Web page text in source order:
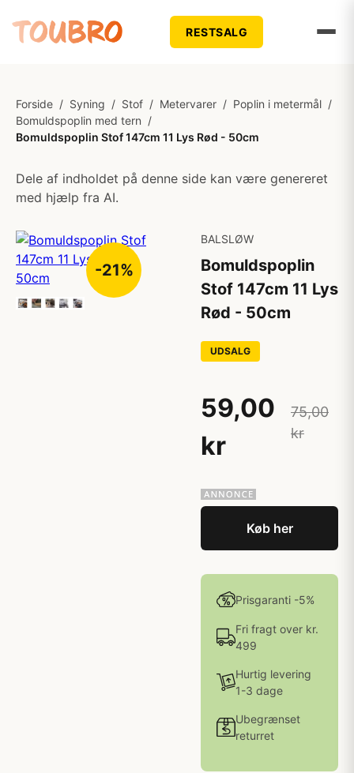
RESTSALG
Forside / Syning / Stof / Metervarer / Poplin i metermål /
Bomuldspoplin med tern /
Bomuldspoplin Stof 147cm 11 Lys Rød - 50cm
Dele af indholdet på denne side kan være genereret
med hjælp fra AI.
-21%
BALSLØW
Bomuldspoplin
Stof 147cm 11 Lys
Rød - 50cm
UDSALG
59,00
kr
75,00
kr
Køb her
Prisgaranti -5%
Fri fragt over kr.
499
Hurtig levering
1-3 dage
Ubegrænset
returret